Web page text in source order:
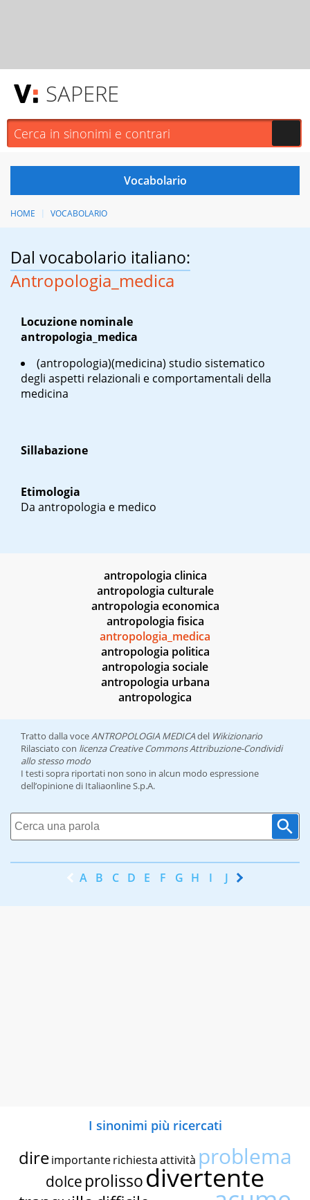
SAPERE
HOME VOCABOLARIO
Dal vocabolario italiano:
Antropologia_medica
Locuzione nominale
antropologia_medica
(antropologia)(medicina) studio sistematico
degli aspetti relazionali e comportamentali della
medicina
Sillabazione
Etimologia
Da antropologia e medico
antropologia clinica
antropologia culturale
antropologia economica
antropologia fisica
antropologia_medica
antropologia politica
antropologia sociale
antropologia urbana
antropologica
Tratto dalla voceANTROPOLOGIA MEDICAdel Wikizionario
Rilasciato con licenza Creative Commons Attribuzione-Condividi
allo stesso modo
I testi sopra riportati non sono in alcun modo espressione
dell’opinione di Italiaonline S.p.A.
A B C D E F G H I J K
I sinonimi più ricercati
dire importante richiestaattività problema
dolce prolissodivertente